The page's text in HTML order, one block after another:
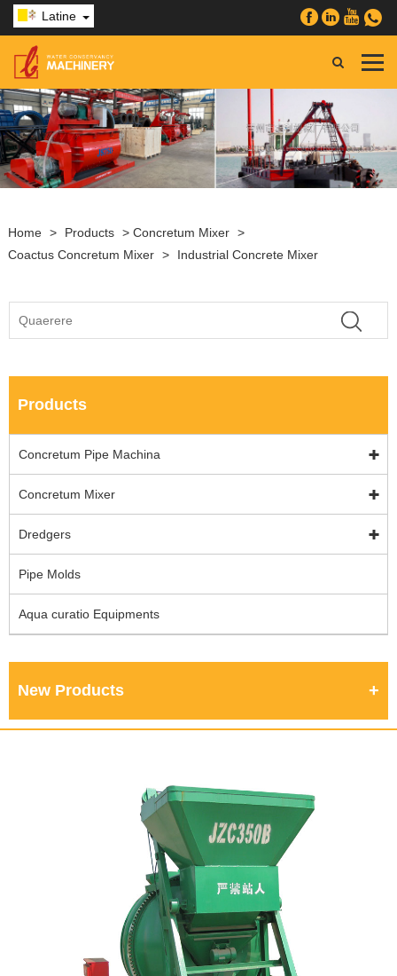
Latine
Home > Products > Concretum Mixer >
Coactus Concretum Mixer > Industrial Concrete Mixer
Products
Concretum Pipe Machina
Concretum Mixer
Dredgers
Pipe Molds
Aqua curatio Equipments
New Products